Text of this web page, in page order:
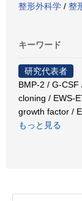
整形外科学 / 整
キーワード
研究代表者
BMP-2 / G-
cloning / EWS-
growth factor /
もっと見る